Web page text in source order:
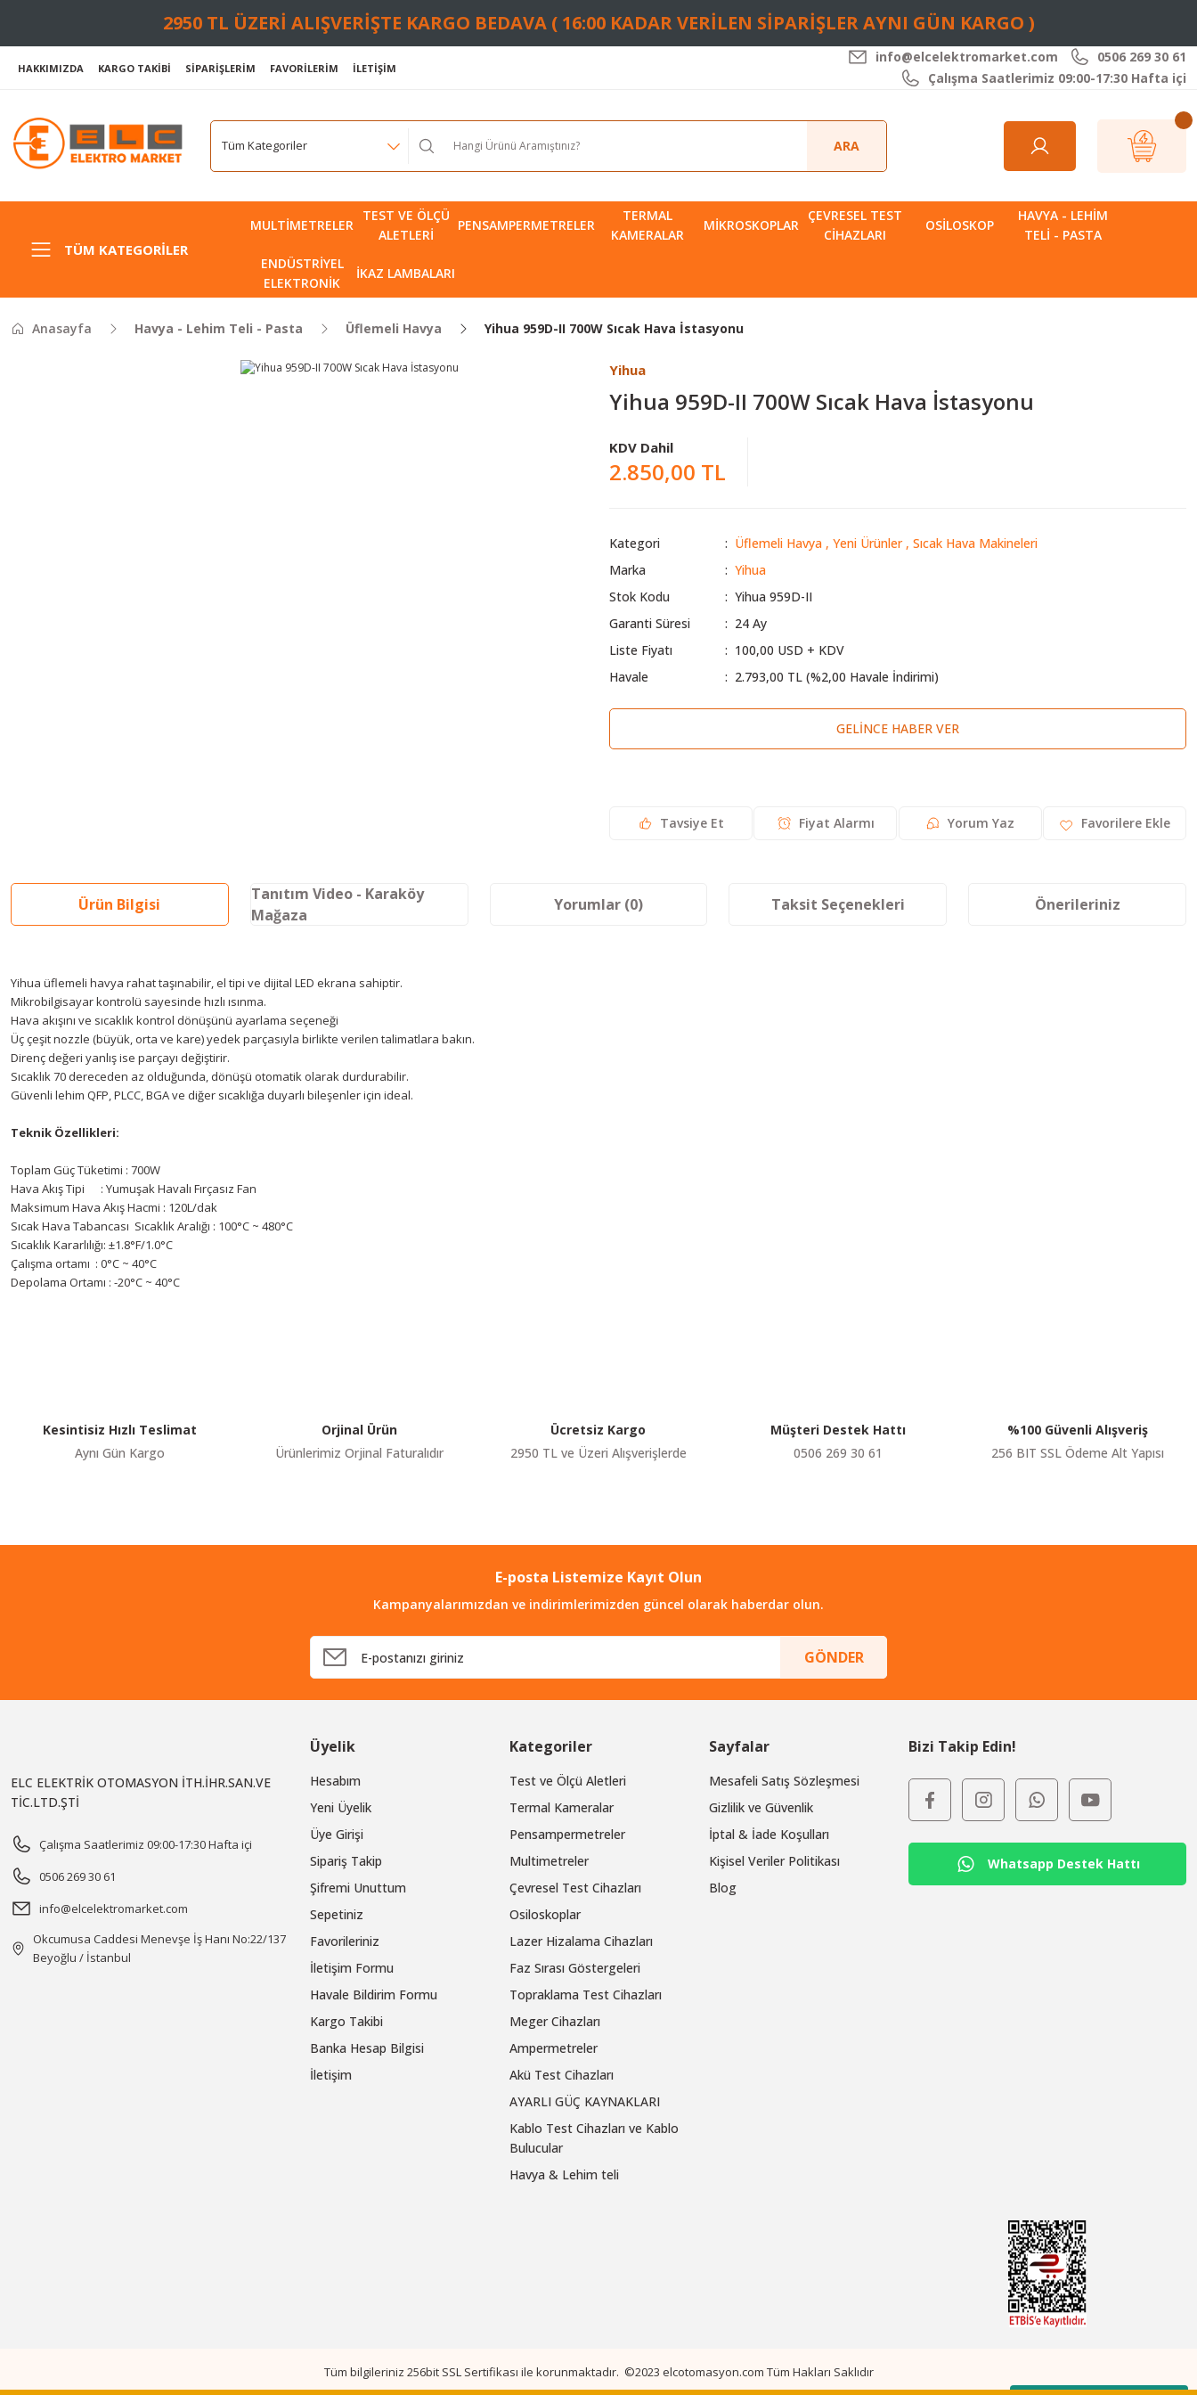
2950 TL ÜZERİ ALIŞVERİŞTE KARGO BEDAVA ( 16:00 KADAR VERİLEN SİPARİŞLER AYNI GÜN KARGO )
HAKKIMIZDA KARGO TAKİBİ SİPARİŞLERİM FAVORİLERİM İLETİŞİM
info@elcelektromarket.com
0506 269 30 61
Çalışma Saatlerimiz 09:00-17:30 Hafta içi
ARA
TÜM KATEGORILER
MULTIMETRELER
TEST VE ÖLÇÜ
ALETLERI
PENSAMPERMETRELER
TERMAL
KAMERALAR
MIKROSKOPLAR
ÇEVRESEL TEST
CIHAZLARI
OSILOSKOP
HAVYA - LEHIM
TELI - PASTA
ENDÜSTRIYEL
ELEKTRONIK
İKAZ LAMBALARI
Anasayfa Havya - Lehim Teli - Pasta Üflemeli Havya Yihua 959D-II 700W Sıcak Hava İstasyonu
Yihua
Yihua 959D-II 700W Sıcak Hava İstasyonu
KDV Dahil
2.850,00 TL
Kategori Üflemeli Havya , Yeni Ürünler , Sıcak Hava Makineleri
Marka
Yihua
Stok Kodu
Yihua 959D-II
Garanti Süresi
24 Ay
Liste Fiyatı
100,00 USD + KDV
Havale
2.793,00 TL (%2,00 Havale İndirimi)
GELINCE HABER VER
Tavsiye Et Fiyat Alarmı Yorum Yaz
Ürün Bilgisi
Tanıtım Video - Karaköy
Mağaza
Yorumlar (0) Taksit Seçenekleri Önerileriniz
Yihua üflemeli havya rahat taşınabilir, el tipi ve dijital LED ekrana sahiptir.
Mikrobilgisayar kontrolü sayesinde hızlı ısınma.
Hava akışını ve sıcaklık kontrol dönüşünü ayarlama seçeneği
Üç çeşit nozzle (büyük, orta ve kare) yedek parçasıyla birlikte verilen talimatlara bakın.
Direnç değeri yanlış ise parçayı değiştirir.
Sıcaklık 70 dereceden az olduğunda, dönüşü otomatik olarak durdurabilir.
Güvenli lehim QFP, PLCC, BGA ve diğer sıcaklığa duyarlı bileşenler için ideal.
Teknik Özellikleri:
Toplam Güç Tüketimi : 700W
Hava Akış Tipi : Yumuşak Havalı Fırçasız Fan
Maksimum Hava Akış Hacmi : 120L/dak
Sıcak Hava Tabancası Sıcaklık Aralığı : 100°C ~ 480°C
Sıcaklık Kararlılığı: ±1.8°F/1.0°C
Çalışma ortamı : 0°C ~ 40°C
Depolama Ortamı : -20°C ~ 40°C
Ürün bilgilerinde hatalar bulunuyor.
Ürün fiyatı diğer sitelerden daha pahalı.
Gönder
Kesintisiz Hızlı Teslimat
Aynı Gün Kargo
Orjinal Ürün
Ürünlerimiz Orjinal Faturalıdır
Ücretsiz Kargo
2950 TL ve Üzeri Alışverişlerde
Müşteri Destek Hattı
0506 269 30 61
%100 Güvenli Alışveriş
256 BIT SSL Ödeme Alt Yapısı
E-posta Listemize Kayıt Olun
Kampanyalarımızdan ve indirimlerimizden güncel olarak haberdar olun.
GÖNDER
ELC ELEKTRİK OTOMASYON İTH.İHR.SAN.VE
TİC.LTD.ŞTİ
Çalışma Saatlerimiz 09:00-17:30 Hafta içi
0506 269 30 61
info@elcelektromarket.com
Okcumusa Caddesi Menevşe İş Hanı No:22/137
Beyoğlu / İstanbul
Üyelik
Hesabım
Yeni Üyelik
Üye Girişi
Sipariş Takip
Şifremi Unuttum
Sepetiniz
Favorileriniz
İletişim Formu
Havale Bildirim Formu
Kargo Takibi
Banka Hesap Bilgisi
İletişim
Kategoriler
Test ve Ölçü Aletleri
Termal Kameralar
Pensampermetreler
Multimetreler
Çevresel Test Cihazları
Osiloskoplar
Lazer Hizalama Cihazları
Faz Sırası Göstergeleri
Topraklama Test Cihazları
Meger Cihazları
Ampermetreler
Akü Test Cihazları
AYARLI GÜÇ KAYNAKLARI
Kablo Test Cihazları ve Kablo
Bulucular
Havya & Lehim teli
Sayfalar
Mesafeli Satış Sözleşmesi
Gizlilik ve Güvenlik
İptal & İade Koşulları
Kişisel Veriler Politikası
Blog
Bizi Takip Edin!
Whatsapp Destek Hattı
Tüm bilgileriniz 256bit SSL Sertifikası ile korunmaktadır. ©2023 elcotomasyon.com Tüm Hakları Saklıdır